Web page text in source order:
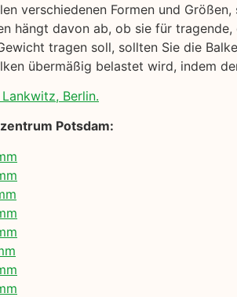
verschiedenen Formen und
hängt davon ab, ob sie für
tragen soll, sollten Sie die
übermäßig belastet wird, indem
Berlin.
Potsdam: